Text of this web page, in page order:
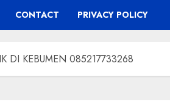
CONTACT PRIVACY POLICY
DI KEBUMEN 085217733268